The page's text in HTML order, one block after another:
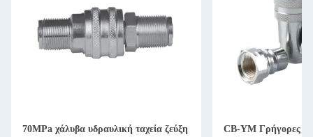
70MPa χάλυβα υδραυλική ταχεία ζεύξη
CB-YM Γρήγορες